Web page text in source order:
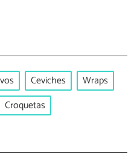
Ceviches
Wraps
Croquetas